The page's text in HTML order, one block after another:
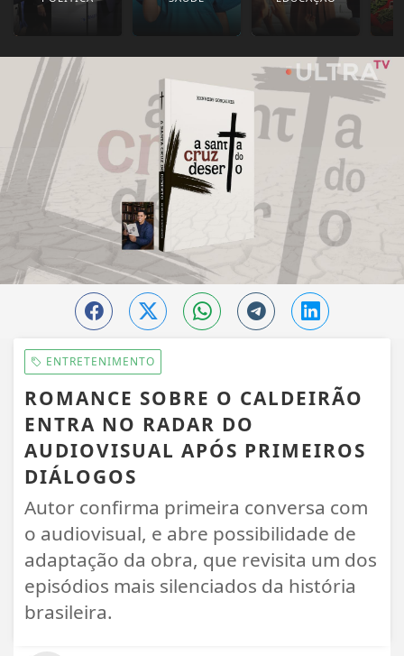
ENTRETENIMENTO
ROMANCE SOBRE O CALDEIRÃO
ENTRA NO RADAR DO
AUDIOVISUAL APÓS PRIMEIROS
DIÁLOGOS
Autor confirma primeira conversa com
o audiovisual, e abre possibilidade de
adaptação da obra, que revisita um dos
episódios mais silenciados da história
brasileira.